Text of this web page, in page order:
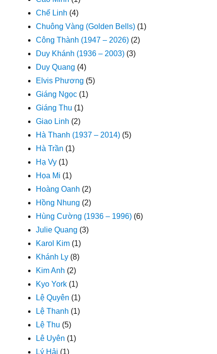
Chế Linh (4)
Chuông Vàng (Golden Bells) (1)
Công Thành (1947 – 2026) (2)
Duy Khánh (1936 – 2003) (3)
Duy Quang (4)
Elvis Phương (5)
Giáng Ngọc (1)
Giáng Thu (1)
Giao Linh (2)
Hà Thanh (1937 – 2014) (5)
Hà Trần (1)
Hạ Vy (1)
Họa Mi (1)
Hoàng Oanh (2)
Hồng Nhung (2)
Hùng Cường (1936 – 1996) (6)
Julie Quang (3)
Karol Kim (1)
Khánh Ly (8)
Kim Anh (2)
Kyo York (1)
Lệ Quyên (1)
Lệ Thanh (1)
Lệ Thu (5)
Lê Uyên (1)
Lý Hải (1)